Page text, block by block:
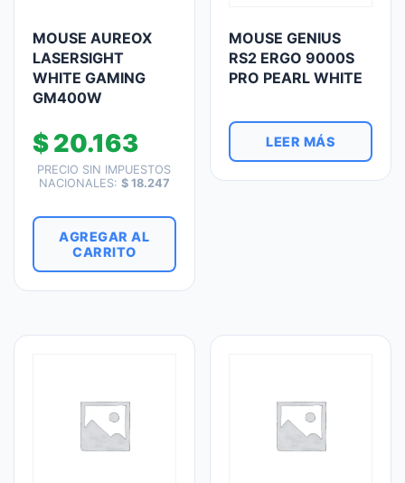
MOUSE AUREOX
LASERSIGHT
WHITE GAMING
GM400W
$20.163
PRECIO SIN IMPUESTOS
NACIONALES: $18.247
AGREGAR AL
CARRITO
MOUSE GENIUS
RS2 ERGO 9000S
PRO PEARL WHITE
LEER MÁS